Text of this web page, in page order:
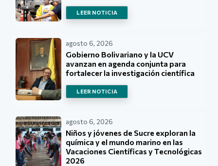
LEER NOTICIA
agosto 6, 2026
Gobierno Bolivariano y la UCV
avanzan en agenda conjunta para
fortalecer la investigación científica
LEER NOTICIA
agosto 6, 2026
Niños y jóvenes de Sucre exploran la
química y el mundo marino en las
Vacaciones Científicas y Tecnológicas
2026